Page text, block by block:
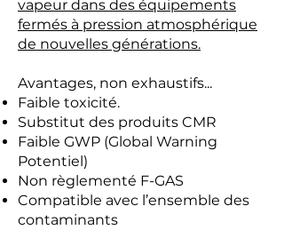
vapeur dans des équipements
fermés à pression atmosphérique
de nouvelles générations.
Avantages, non exhaustifs...
Faible toxicité.
Substitut des produits CMR
Faible GWP (Global Warning
Potentiel)
Non règlementé F-GAS
Compatible avec l’ensemble des
contaminants